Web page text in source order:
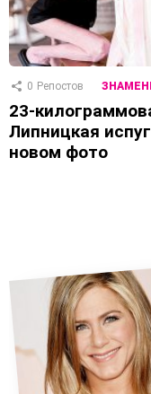
0 Репостов
23-
Липницкая
новом фото